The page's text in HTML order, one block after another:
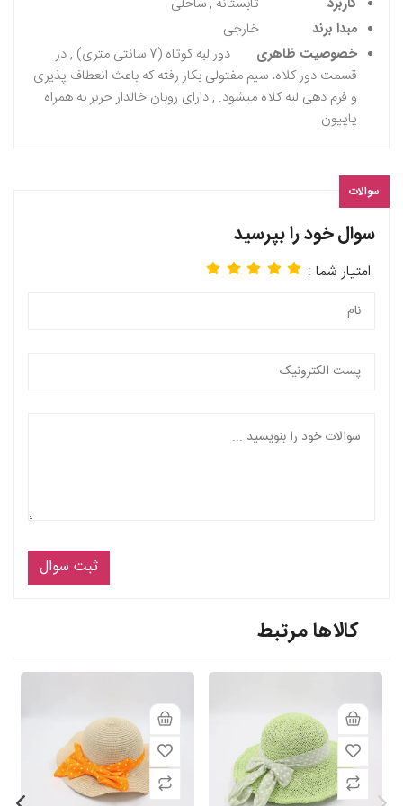
مبدا برند
خارجی
خصوصیت ظاهری
دور لبه کوتاه (7 سانتی متری) , در
قسمت دور کلاه، سیم مفتولی بکار رفته که باعث انعطاف پذیری
و فرم دهی لبه کلاه میشود. , دارای روبان خالدار حریر به همراه
پاپیون
سوالات
سوال خود را بپرسید
امتیار شما :
ثبت سوال
کالاها مرتبط